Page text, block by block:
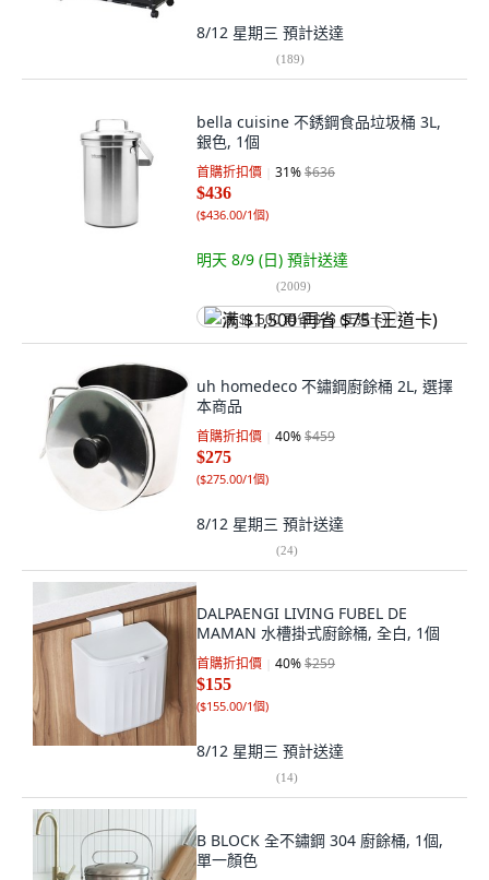
8/12 星期三 預計送達
(189)
bella cuisine 不銹鋼食品垃圾桶 3L,
銀色, 1個
首購折扣價 31%$636
$436
($436.00/1個)
明天 8/9 (日) 預計送達
(2009)
满 $1,500 再省 $75 (王道卡)
uh homedeco 不鏽鋼廚餘桶 2L, 選擇
本商品
首購折扣價 40%$459
$275
($275.00/1個)
8/12 星期三 預計送達
(24)
DALPAENGI LIVING FUBEL DE
MAMAN 水槽掛式廚餘桶, 全白, 1個
首購折扣價 40%$259
$155
($155.00/1個)
8/12 星期三 預計送達
(14)
B BLOCK 全不鏽鋼 304 廚餘桶, 1個,
單一顏色